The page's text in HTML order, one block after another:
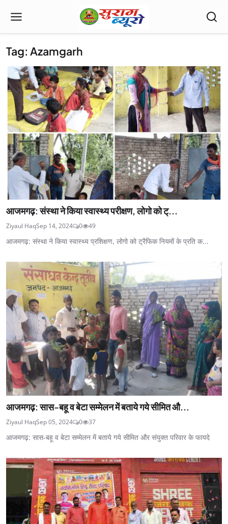
Tag: Azamgarh
आजमगढ़: संस्था ने किया स्वास्थ्य परीक्षण, लोगो को ट्...
Ziyaul HaqSep 14, 2024 0 49
आजमगढ़: संस्था ने किया स्वास्थ्य प्रशिक्षण, लोगो को ट्रैफिक नियमों के प्रति क...
आजमगढ़: सास-बहू व बेटा सम्मेलन में बताये गये सीमित औ...
Ziyaul HaqSep 05, 2024 0 37
आजमगढ़: सास-बहू व बेटा सम्मेलन में बताये गये सीमित और संयुक्त परिवार के फायदे